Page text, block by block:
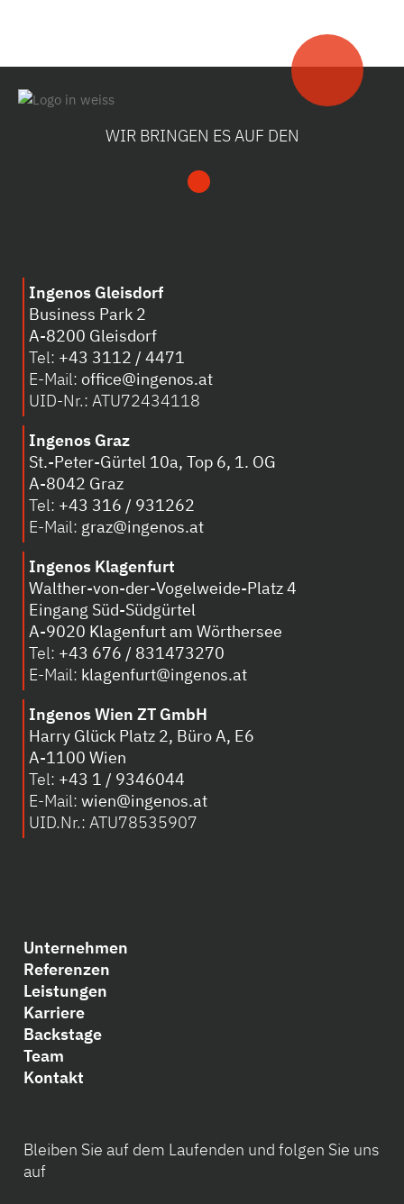
WIR BRINGEN ES AUF DEN
Ingenos Gleisdorf
Business Park 2
A-8200 Gleisdorf
Tel: +43 3112 / 4471
E-Mail: office@ingenos.at
UID-Nr.: ATU72434118
Ingenos Graz
St.-Peter-Gürtel 10a, Top 6, 1. OG
A-8042 Graz
Tel: +43 316 / 931262
E-Mail: graz@ingenos.at
Ingenos Klagenfurt
Walther-von-der-Vogelweide-Platz 4
Eingang Süd-Südgürtel
A-9020 Klagenfurt am Wörthersee
Tel: +43 676 / 831473270
E-Mail: klagenfurt@ingenos.at
Ingenos Wien ZT GmbH
Harry Glück Platz 2, Büro A, E6
A-1100 Wien
Tel: +43 1 / 9346044
E-Mail: wien@ingenos.at
UID.Nr.: ATU78535907
Unternehmen
Referenzen
Leistungen
Karriere
Backstage
Team
Kontakt
Bleiben Sie auf dem Laufenden und folgen Sie uns
auf